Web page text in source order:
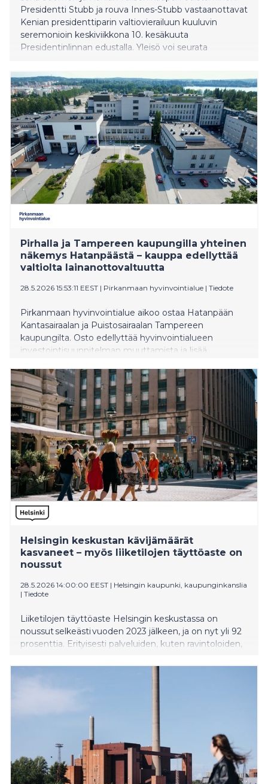
Presidentti Stubb ja rouva Innes-Stubb vastaanottavat
Kenian presidenttiparin valtiovierailuun kuuluvin
seremonioin keskiviikkona 10. kesäkuuta
Presidentinlinnan edustalla. Yleisö voi seurata
alkaen. Seremonioiden jälkeen Presidentinlinnassa
käydään viralliset keskustelut, joiden aiheina ovat
kahdenvälisten suhteiden lisäksi monenvälinen
yhteistyö, YK-järjestelmän kehittäminen ja
rauhanvälitys, A
Pirhalla ja Tampereen kaupungilla yhteinen
näkemys Hatanpäästä – kauppa edellyttää
valtiolta lainanottovaltuutta
28.5.2026 15:53:11 EEST | Pirkanmaan hyvinvointialue | Tiedote
Pirkanmaan hyvinvointialue aikoo ostaa Hatanpään
Kantasairaalan ja Puistosairaalan Tampereen
kaupungilta. Osto edellyttää hyvinvointialueen
investointisuunnitelman muuttamista ja lisää
Helsingin keskustan kävijämäärät
kasvaneet – myös liiketilojen täyttöaste on
noussut
28.5.2026 14:00:00 EEST | Helsingin kaupunki, kaupunginkanslia
| Tiedote
Liiketilojen täyttöaste Helsingin keskustassa on
noussut selkeästi vuoden 2023 jälkeen, ja on nyt yli 92
prosenttia. Erityisesti palveluiden, kuten ravintoloiden,
kävijämäärät, kuten jalankulkijoiden määrä ja
hotelliyöpymiset, ovat vahvassa kasvussa.